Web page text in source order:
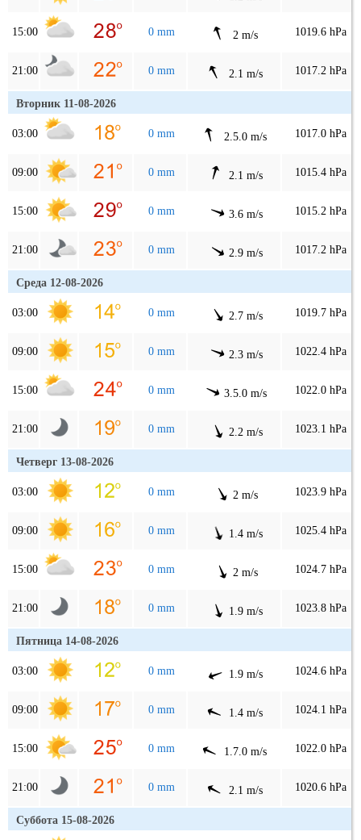
15:00 0 mm 2 m/s 1019.6 hPa
21:00 0 mm 2.1 m/s 1017.2 hPa
Вторник 11-08-2026
03:00 0 mm 2.5.0 m/s 1017.0 hPa
09:00 0 mm 2.1 m/s 1015.4 hPa
15:00 0 mm 3.6 m/s 1015.2 hPa
21:00 0 mm 2.9 m/s 1017.2 hPa
Среда 12-08-2026
03:00 0 mm 2.7 m/s 1019.7 hPa
09:00 0 mm 2.3 m/s 1022.4 hPa
15:00 0 mm 3.5.0 m/s 1022.0 hPa
21:00 0 mm 2.2 m/s 1023.1 hPa
Четверг 13-08-2026
03:00 0 mm 2 m/s 1023.9 hPa
09:00 0 mm 1.4 m/s 1025.4 hPa
15:00 0 mm 2 m/s 1024.7 hPa
21:00 0 mm 1.9 m/s 1023.8 hPa
Пятница 14-08-2026
03:00 0 mm 1.9 m/s 1024.6 hPa
09:00 0 mm 1.4 m/s 1024.1 hPa
15:00 0 mm 1.7.0 m/s 1022.0 hPa
21:00 0 mm 2.1 m/s 1020.6 hPa
Суббота 15-08-2026